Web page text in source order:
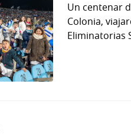
Un centenar
Colonia,
Eliminatorias